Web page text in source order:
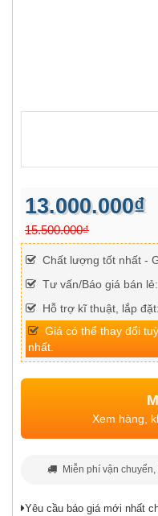
13.000.000₫
15.500.000₫
Chất lượng tốt nhất -
Tư vấn/Báo giá bán
Hỗ trợ kĩ thuật, lắp
Giá có thể thay đổi
nhất.
Xem hàng,
Miễn phí vận
Yêu cầu báo giá mới nhất